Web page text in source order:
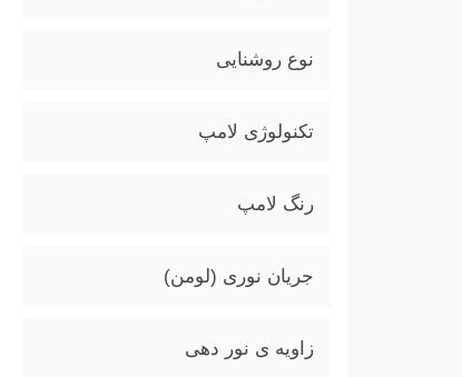
نوع روشنایی
تکنولوژی لامپ
رنگ لامپ
جریان نوری (لومن)
زاویه ی نور دهی